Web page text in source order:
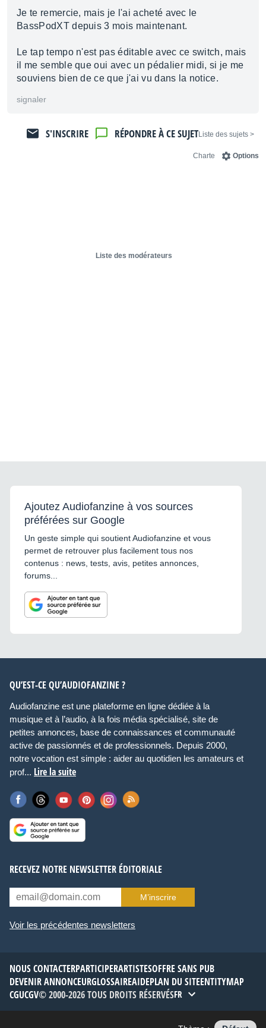
Je te remercie, mais je l'ai acheté avec le
BassPodXT depuis 3 mois maintenant.
Le tap tempo n'est pas éditable avec ce switch, mais
il me semble que oui avec un pédalier midi, si je me
souviens bien de ce que j'ai vu dans la notice.
signaler
< Liste des sujets
RÉPONDRE À CE SUJET
S'INSCRIRE
Options
Charte
Liste des modérateurs
Ajoutez Audiofanzine à vos sources
préférées sur Google
Un geste simple qui soutient Audiofanzine et vous
permet de retrouver plus facilement tous nos
contenus : news, tests, avis, petites annonces,
forums...
QU’EST-CE QU’AUDIOFANZINE ?
Audiofanzine est une plateforme en ligne dédiée à la
musique et à l’audio, à la fois média spécialisé, site de
petites annonces, base de connaissances et communauté
active de passionnés et de professionnels. Depuis 2000,
notre vocation est simple : aider au quotidien les amateurs et
prof... Lire la suite
RECEVEZ NOTRE NEWSLETTER ÉDITORIALE
M’inscrire
Voir les précédentes newsletters
NOUS CONTACTERPARTICIPERARTISTESOFFRE SANS PUB
DEVENIR ANNONCEURGLOSSAIREAIDEPLAN DU SITEENTITYMAP
CGUCGV© 2000-2026 TOUS DROITS RÉSERVÉSFR